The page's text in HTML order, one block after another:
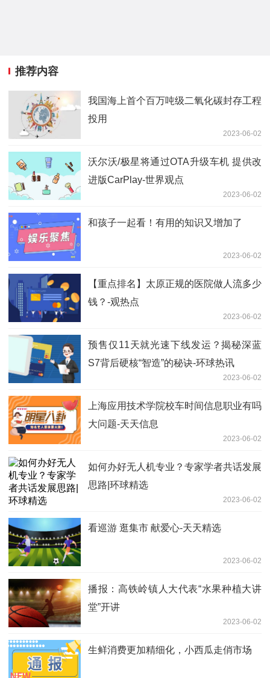
推荐内容
我国海上首个百万吨级二氧化碳封存工程
投用
2023-06-02
沃尔沃/极星将通过OTA升级车机 提供改
进版CarPlay-世界观点
2023-06-02
和孩子一起看！有用的知识又增加了
2023-06-02
【重点排名】太原正规的医院做人流多少
钱？-观热点
2023-06-02
预售仅11天就光速下线发运？揭秘深蓝
S7背后硬核“智造”的秘诀-环球热讯
2023-06-02
上海应用技术学院校车时间信息职业有吗
大问题-天天信息
2023-06-02
如何办好无人机专业？专家学者共话发展
思路|环球精选
2023-06-02
看巡游 逛集市 献爱心-天天精选
2023-06-02
播报：高铁岭镇人大代表“水果种植大讲
堂”开讲 ​
2023-06-02
生鲜消费更加精细化，小西瓜走俏市场